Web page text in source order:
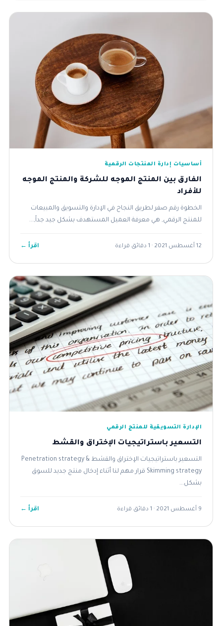
أساسيات إدارة المنتجات الرقمية
الفارق بين المنتج الموجه للشركة والمنتج الموجه
للأفراد
الخطوة رقم صفر لطريق النجاح في الإدارة والتسويق والمبيعات
للمنتج الرقمي, هي معرفة العميل المستهدف بشكل جيد جداً,...
12 أغسطس 2021 · 1 دقائق قراءة اقرأ ←
الإدارة التسويقية للمنتج الرقمي
التسعير باستراتيجيات الإختراق والقشط
التسعير باستراتيجيات الإختراق والقشط Penetration strategy &
Skimming strategy قرار مهم لنا أثناء إدخال منتج جديد للسوق
بشكل...
9 أغسطس 2021 · 1 دقائق قراءة اقرأ ←